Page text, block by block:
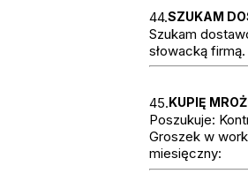
44.SZUKAM
Szukam
słowacką firmą.
45.KUPIĘ
Poszukuje:
Groszek w
miesięczny: